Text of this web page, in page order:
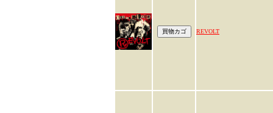
REVOLT